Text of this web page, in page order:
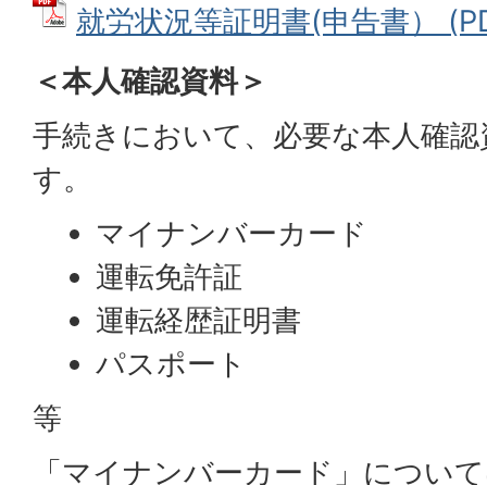
就労状況等証明書(申告書）
＜本人確認資料＞
手続きにおいて、必要な本人確
す。
マイナンバーカード
運転免許証
運転経歴証明書
パスポート
等
「マイナンバーカード」につい